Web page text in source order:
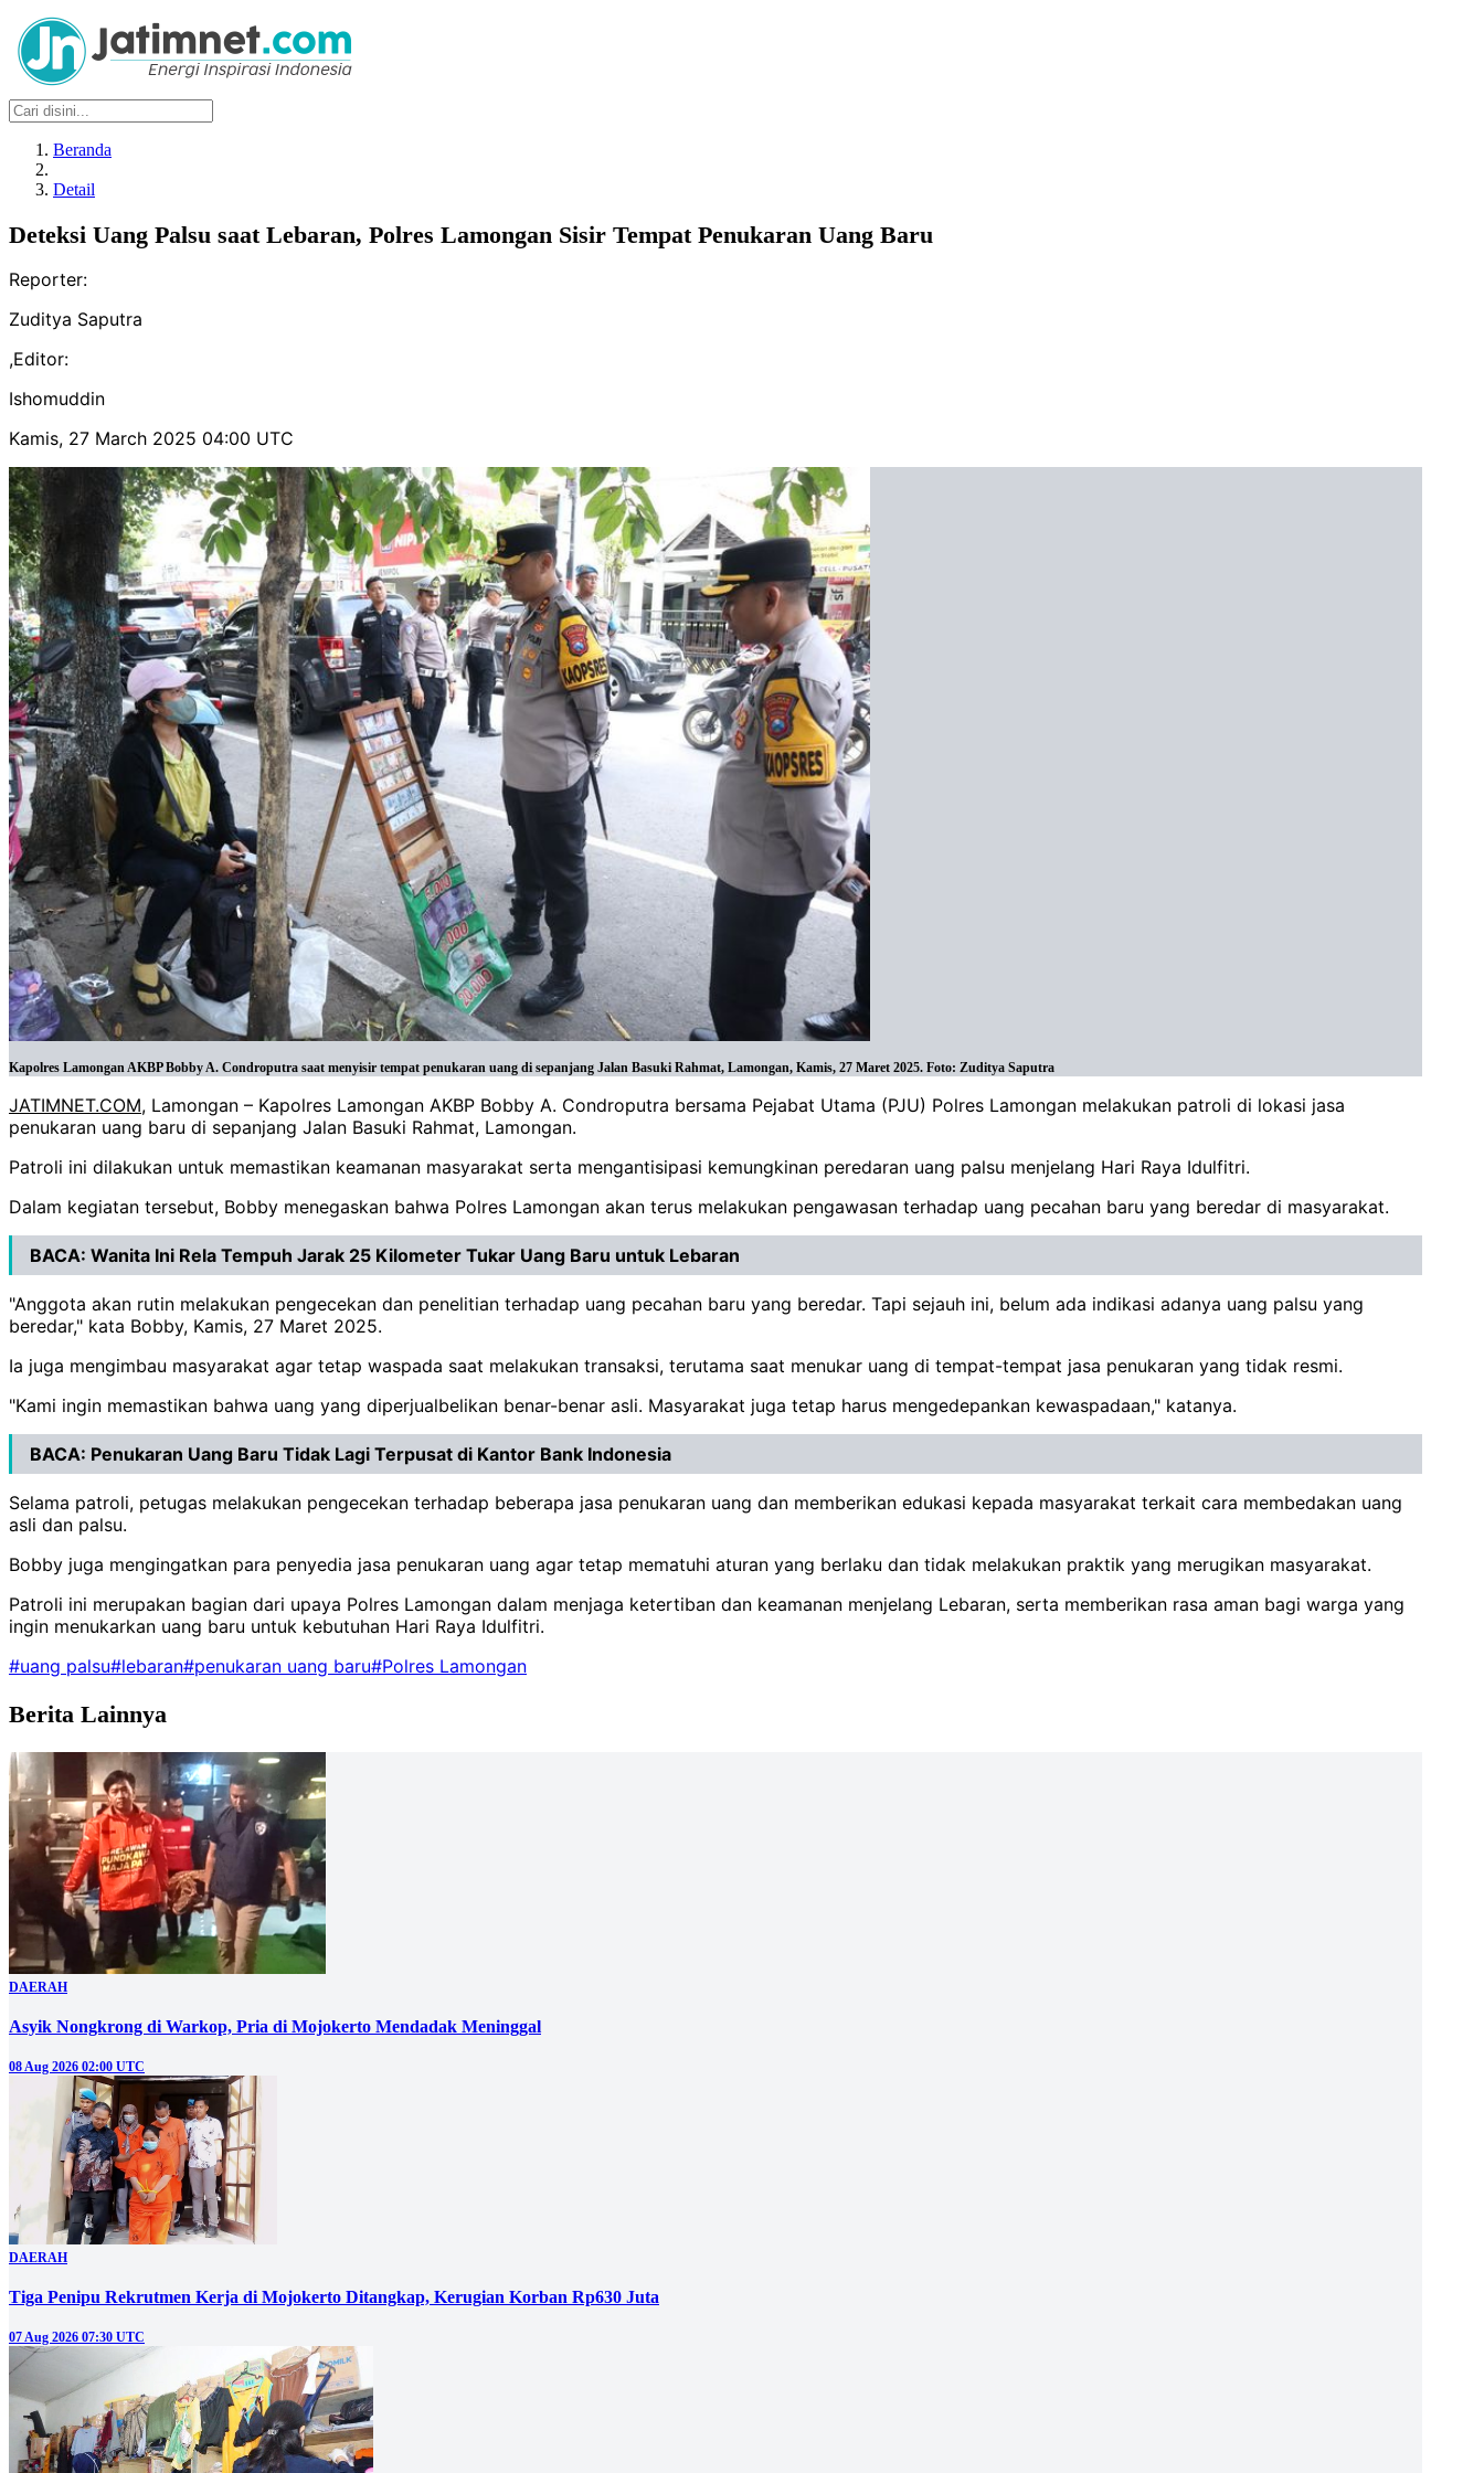
Beranda
Detail
Deteksi Uang Palsu saat Lebaran, Polres Lamongan Sisir Tempat Penukaran Uang Baru
Reporter:
Zuditya Saputra
,Editor:
Ishomuddin
Kamis, 27 March 2025 04:00 UTC
Kapolres Lamongan AKBP Bobby A. Condroputra saat menyisir tempat penukaran uang di sepanjang Jalan Basuki Rahmat, Lamongan, Kamis, 27 Maret 2025. Foto: Zuditya Saputra
JATIMNET.COM, Lamongan – Kapolres Lamongan AKBP Bobby A. Condroputra bersama Pejabat Utama (PJU) Polres Lamongan melakukan patroli di lokasi jasa
penukaran uang baru di sepanjang Jalan Basuki Rahmat, Lamongan.
Patroli ini dilakukan untuk memastikan keamanan masyarakat serta mengantisipasi kemungkinan peredaran uang palsu menjelang Hari Raya Idulfitri.
Dalam kegiatan tersebut, Bobby menegaskan bahwa Polres Lamongan akan terus melakukan pengawasan terhadap uang pecahan baru yang beredar di masyarakat.
BACA: Wanita Ini Rela Tempuh Jarak 25 Kilometer Tukar Uang Baru untuk Lebaran
"Anggota akan rutin melakukan pengecekan dan penelitian terhadap uang pecahan baru yang beredar. Tapi sejauh ini, belum ada indikasi adanya uang palsu yang
beredar," kata Bobby, Kamis, 27 Maret 2025.
Ia juga mengimbau masyarakat agar tetap waspada saat melakukan transaksi, terutama saat menukar uang di tempat-tempat jasa penukaran yang tidak resmi.
"Kami ingin memastikan bahwa uang yang diperjualbelikan benar-benar asli. Masyarakat juga tetap harus mengedepankan kewaspadaan," katanya.
BACA: Penukaran Uang Baru Tidak Lagi Terpusat di Kantor Bank Indonesia
Selama patroli, petugas melakukan pengecekan terhadap beberapa jasa penukaran uang dan memberikan edukasi kepada masyarakat terkait cara membedakan uang
asli dan palsu.
Bobby juga mengingatkan para penyedia jasa penukaran uang agar tetap mematuhi aturan yang berlaku dan tidak melakukan praktik yang merugikan masyarakat.
Patroli ini merupakan bagian dari upaya Polres Lamongan dalam menjaga ketertiban dan keamanan menjelang Lebaran, serta memberikan rasa aman bagi warga yang
ingin menukarkan uang baru untuk kebutuhan Hari Raya Idulfitri.
#uang palsu#lebaran#penukaran uang baru#Polres Lamongan
Berita Lainnya
DAERAH
Asyik Nongkrong di Warkop, Pria di Mojokerto Mendadak Meninggal
08 Aug 2026 02:00 UTC
DAERAH
Tiga Penipu Rekrutmen Kerja di Mojokerto Ditangkap, Kerugian Korban Rp630 Juta
07 Aug 2026 07:30 UTC